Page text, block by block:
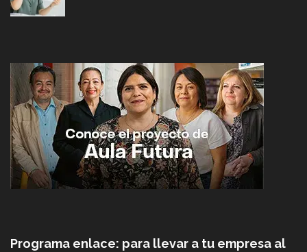
Programa enlace: para llevar a tu empresa al